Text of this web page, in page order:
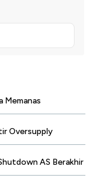
Memanas
Oversupply
AS Berakhir